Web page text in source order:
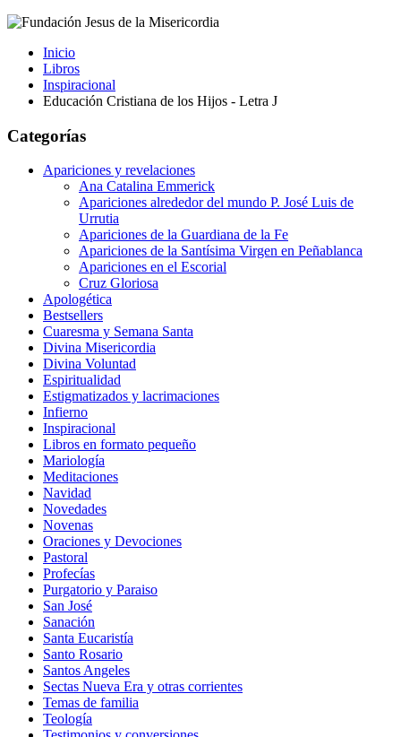
Inicio
Libros
Inspiracional
Educación Cristiana de los Hijos - Letra J
Categorías
Apariciones y revelaciones
Ana Catalina Emmerick
Apariciones alrededor del mundo P. José Luis de
Urrutia
Apariciones de la Guardiana de la Fe
Apariciones de la Santísima Virgen en Peñablanca
Apariciones en el Escorial
Cruz Gloriosa
Apologética
Bestsellers
Cuaresma y Semana Santa
Divina Misericordia
Divina Voluntad
Espiritualidad
Estigmatizados y lacrimaciones
Infierno
Inspiracional
Libros en formato pequeño
Mariología
Meditaciones
Navidad
Novedades
Novenas
Oraciones y Devociones
Pastoral
Profecías
Purgatorio y Paraiso
San José
Sanación
Santa Eucaristía
Santo Rosario
Santos Angeles
Sectas Nueva Era y otras corrientes
Temas de familia
Teología